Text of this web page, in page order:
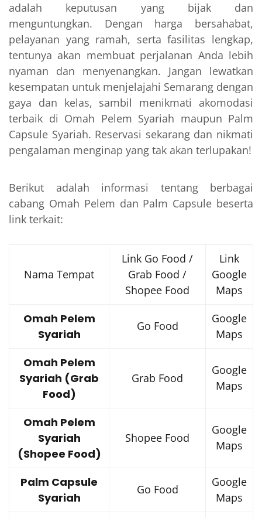
adalah keputusan yang bijak dan
menguntungkan. Dengan harga bersahabat,
pelayanan yang ramah, serta fasilitas lengkap,
tentunya akan membuat perjalanan Anda lebih
nyaman dan menyenangkan. Jangan lewatkan
kesempatan untuk menjelajahi Semarang dengan
gaya dan kelas, sambil menikmati akomodasi
terbaik di Omah Pelem Syariah maupun Palm
Capsule Syariah. Reservasi sekarang dan nikmati
pengalaman menginap yang tak akan terlupakan!
Berikut adalah informasi tentang berbagai
cabang Omah Pelem dan Palm Capsule beserta
link terkait:
Nama Tempat
Link Go Food /
Grab Food /
Shopee Food
Link
Google
Maps
Omah Pelem
Syariah
Go Food
Google
Maps
Omah Pelem
Syariah (Grab
Food)
Grab Food
Google
Maps
Omah Pelem
Syariah
(Shopee Food)
Shopee Food
Google
Maps
Palm Capsule
Syariah
Go Food
Google
Maps